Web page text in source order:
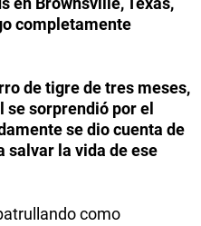
completamente
de tigre de tres meses,
sorprendió por el
se dio cuenta de
salvar la vida de ese
como